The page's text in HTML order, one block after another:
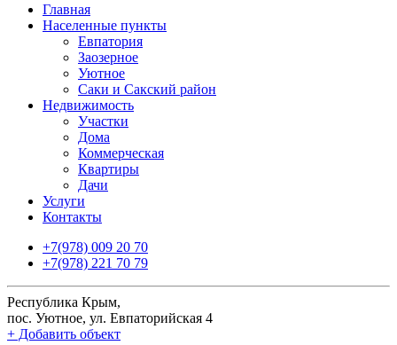
Главная
Населенные пункты
Евпатория
Заозерное
Уютное
Саки и Сакский район
Недвижимость
Участки
Дома
Коммерческая
Квартиры
Дачи
Услуги
Контакты
+7(978) 009 20 70
+7(978) 221 70 79
Республика Крым,
пос. Уютное, ул. Евпаторийская 4
+ Добавить объект